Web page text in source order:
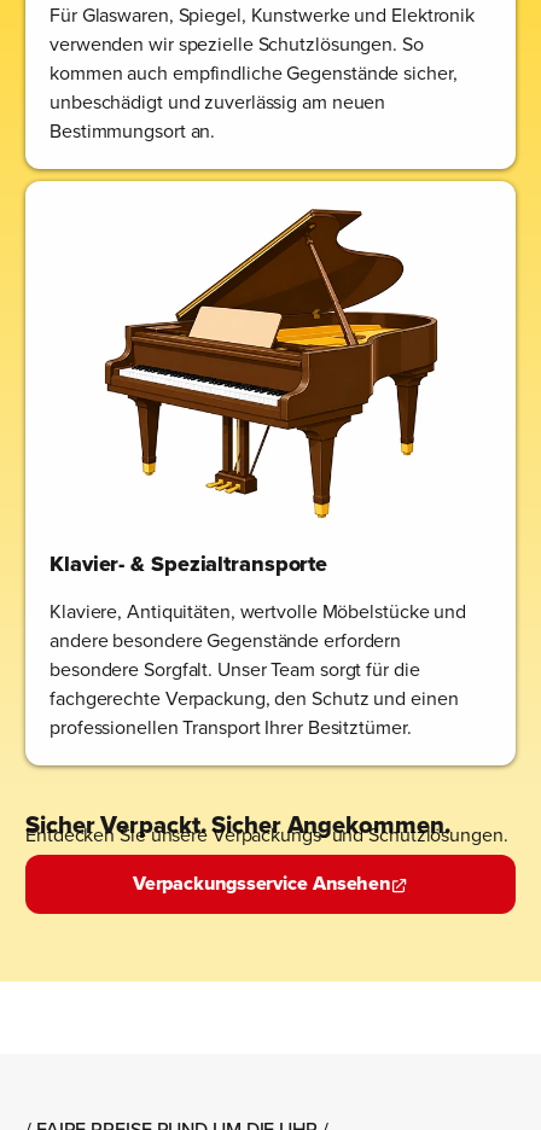
Für Glaswaren, Spiegel, Kunstwerke und Elektronik
verwenden wir spezielle Schutzlösungen. So
kommen auch empfindliche Gegenstände sicher,
unbeschädigt und zuverlässig am neuen
Bestimmungsort an.
Klavier- & Spezialtransporte
Klaviere, Antiquitäten, wertvolle Möbelstücke und
andere besondere Gegenstände erfordern
besondere Sorgfalt. Unser Team sorgt für die
fachgerechte Verpackung, den Schutz und einen
professionellen Transport Ihrer Besitztümer.
Sicher Verpackt. Sicher Angekommen.
Entdecken Sie unsere Verpackungs- und Schutzlösungen.
Verpackungsservice Ansehen